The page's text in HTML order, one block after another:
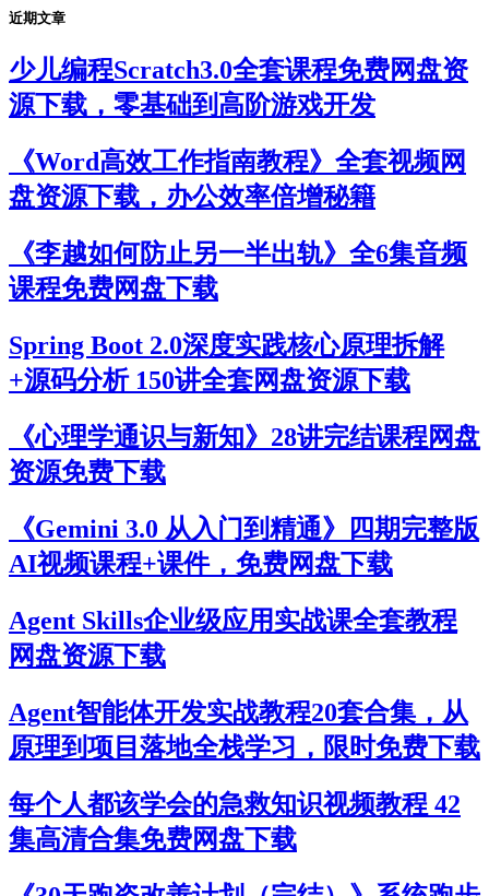
近期文章
少儿编程Scratch3.0全套课程免费网盘资
源下载，零基础到高阶游戏开发
《Word高效工作指南教程》全套视频网
盘资源下载，办公效率倍增秘籍
《李越如何防止另一半出轨》全6集音频
课程免费网盘下载
Spring Boot 2.0深度实践核心原理拆解
+源码分析 150讲全套网盘资源下载
《心理学通识与新知》28讲完结课程网盘
资源免费下载
《Gemini 3.0 从入门到精通》四期完整版
AI视频课程+课件，免费网盘下载
Agent Skills企业级应用实战课全套教程
网盘资源下载
Agent智能体开发实战教程20套合集，从
原理到项目落地全栈学习，限时免费下载
每个人都该学会的急救知识视频教程 42
集高清合集免费网盘下载